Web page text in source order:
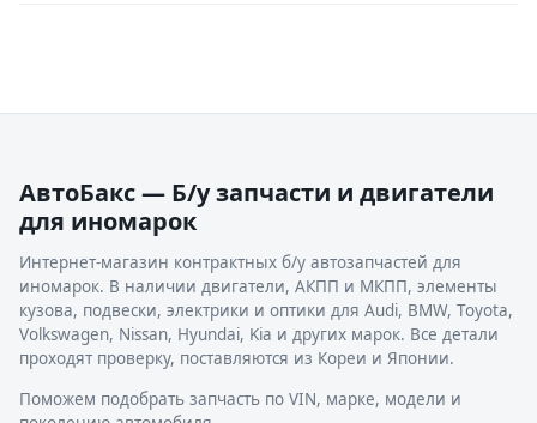
АвтоБакс — Б/у запчасти и двигатели
для иномарок
Интернет-магазин контрактных б/у автозапчастей для
иномарок. В наличии двигатели, АКПП и МКПП, элементы
кузова, подвески, электрики и оптики для Audi, BMW, Toyota,
Volkswagen, Nissan, Hyundai, Kia и других марок. Все детали
проходят проверку, поставляются из Кореи и Японии.
Поможем подобрать запчасть по VIN, марке, модели и